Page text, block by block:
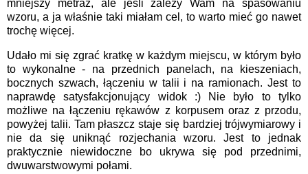
mniejszy metraż, ale jeśli zależy Wam na spasowaniu
wzoru, a ja właśnie taki miałam cel, to warto mieć go nawet
trochę więcej.
Udało mi się zgrać kratkę w każdym miejscu, w którym było
to wykonalne - na przednich panelach, na kieszeniach,
bocznych szwach, łączeniu w talii i na ramionach. Jest to
naprawdę satysfakcjonujący widok :) Nie było to tylko
możliwe na łączeniu rękawów z korpusem oraz z przodu,
powyżej talii. Tam płaszcz staje się bardziej trójwymiarowy i
nie da się uniknąć rozjechania wzoru. Jest to jednak
praktycznie niewidoczne bo ukrywa się pod przednimi,
dwuwarstwowymi połami.